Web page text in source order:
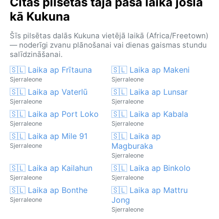
kā Kukuna
Šīs pilsētas dalās Kukuna vietējā laikā (Africa/Freetown)
— noderīgi zvanu plānošanai vai dienas gaismas stundu
salīdzināšanai.
🇸🇱 Laika ap Frītauna
Sjerraleone
🇸🇱 Laika ap Makeni
Sjerraleone
🇸🇱 Laika ap Vaterlū
Sjerraleone
🇸🇱 Laika ap Lunsar
Sjerraleone
🇸🇱 Laika ap Port Loko
Sjerraleone
🇸🇱 Laika ap Kabala
Sjerraleone
🇸🇱 Laika ap Mile 91
Sjerraleone
🇸🇱 Laika ap
Magburaka
Sjerraleone
🇸🇱 Laika ap Kailahun
Sjerraleone
🇸🇱 Laika ap Binkolo
Sjerraleone
🇸🇱 Laika ap Bonthe
Sjerraleone
🇸🇱 Laika ap Mattru
Jong
Sjerraleone